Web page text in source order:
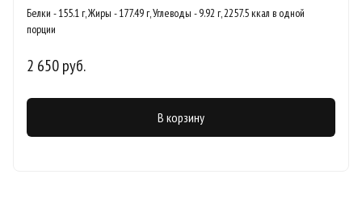
Белки - 155.1 г, Жиры - 177.49 г, Углеводы - 9.92 г, 2257.5 ккал в одной
порции
2 650 руб.
В корзину